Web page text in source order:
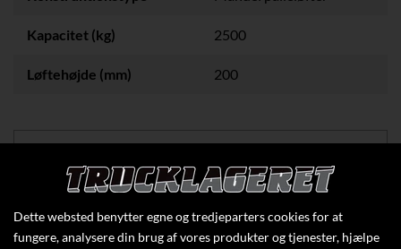
Kapacitet (kg) 2500
Løftehøjde (mm) 200
Dette websted benytter egne og tredjeparters cookies for at
fungere, analysere din brug af vores produkter og tjenester, hjælpe